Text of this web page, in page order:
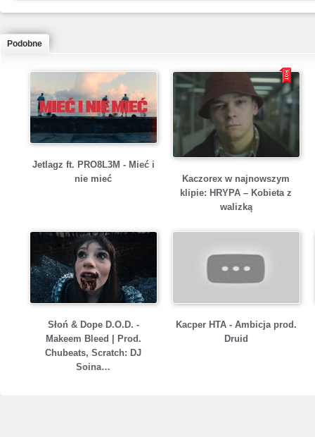
Podobne
Jetlagz ft. PRO8L3M - Mieć i
nie mieć
Kaczorex w najnowszym
klipie: HRYPA – Kobieta z
walizką
Słoń & Dope D.O.D. -
Makeem Bleed | Prod.
Chubeats, Scratch: DJ
Soina…
Kacper HTA - Ambicja prod.
Druid